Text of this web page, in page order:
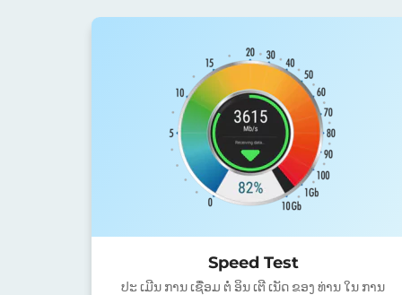
Speed Test
ປະ ເມີນ ການ ເຊື່ອມ ຕໍ່ ອິນ ເຕີ ເນັດ ຂອງ ທ່ານ ໃນ ການ